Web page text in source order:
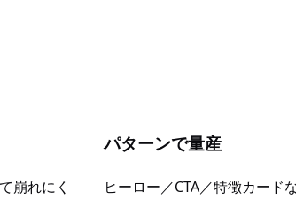
崩れにく
パターンで量産
ヒーロー／CTA／特徴カード